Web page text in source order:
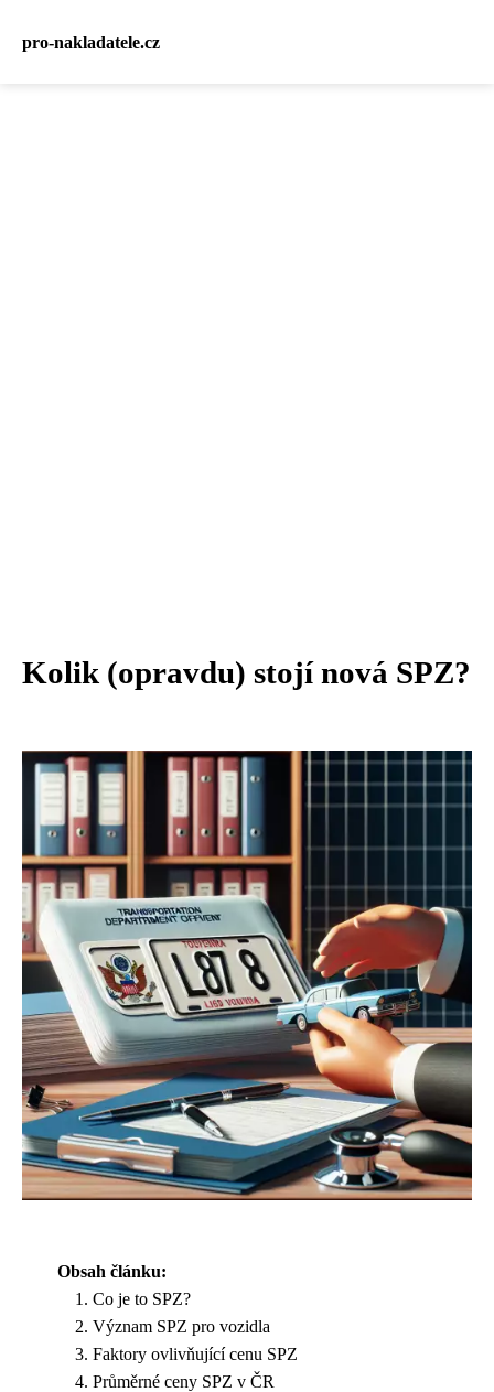
pro-nakladatele.cz
Kolik (opravdu) stojí nová SPZ?
Obsah článku:
Co je to SPZ?
Význam SPZ pro vozidla
Faktory ovlivňující cenu SPZ
Průměrné ceny SPZ v ČR